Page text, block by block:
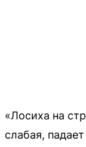
«Лосиха на
слабая,